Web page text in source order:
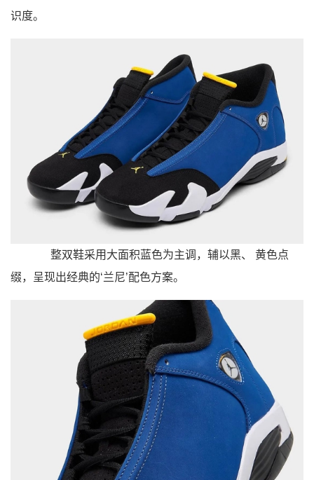
识度。
整双鞋采用大面积蓝色为主调，辅以黑、 黄色点
缀，呈现出经典的‘兰尼’配色方案。